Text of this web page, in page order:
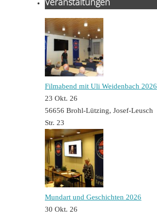
Filmabend mit Uli Weidenbach 2026
23 Okt. 26
56656 Brohl-Lützing, Josef-Leusch
Str. 23
Mundart und Geschichten 2026
30 Okt. 26